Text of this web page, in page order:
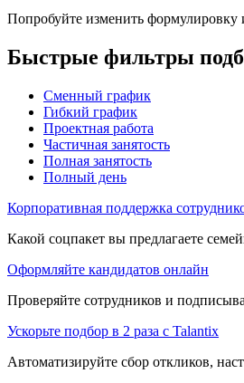
Попробуйте изменить формулировку
Быстрые фильтры
Сменный график
Гибкий график
Проектная работа
Частичная занятость
Полная занятость
Полный день
Корпоративная поддержка
Какой соцпакет вы предлагаете
Оформляйте кандидатов онлайн
Проверяйте сотрудников и
Ускорьте подбор в 2 раза с Talantix
Автоматизируйте сбор откликов,